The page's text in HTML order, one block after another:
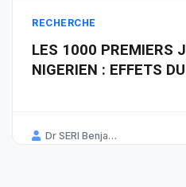
RECHERCHE
LES 1000 PREMIERS
NIGERIEN : EFFETS
Dr SERI Benjamin Landry